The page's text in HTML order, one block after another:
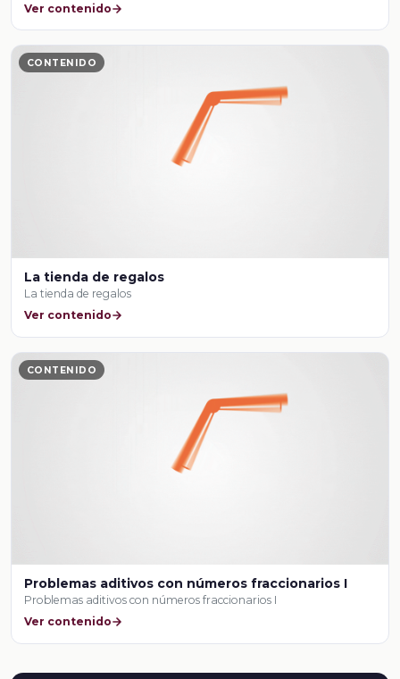
Ver contenido
CONTENIDO
La tienda de regalos
La tienda de regalos
Ver contenido
CONTENIDO
Problemas aditivos con números fraccionarios I
Problemas aditivos con números fraccionarios I
Ver contenido